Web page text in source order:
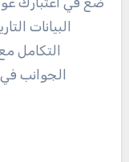
البيانات
التكامل
الجوانب